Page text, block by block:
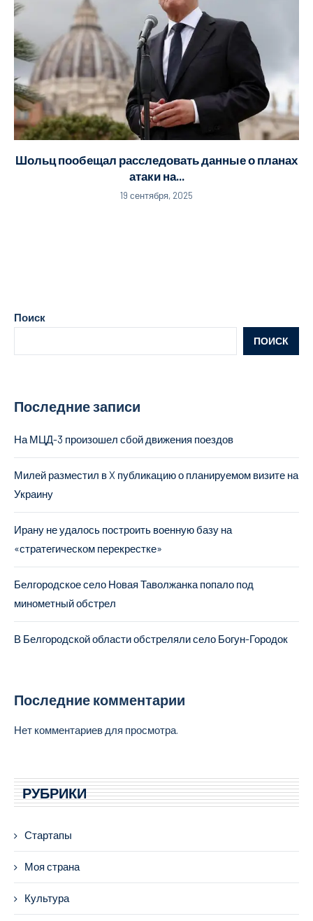
Шольц пообещал расследовать данные о планах
атаки на...
19 сентября, 2025
Поиск
ПОИСК
Последние записи
На МЦД-3 произошел сбой движения поездов
Милей разместил в X публикацию о планируемом визите на
Украину
Ирану не удалось построить военную базу на
«стратегическом перекрестке»
Белгородское село Новая Таволжанка попало под
минометный обстрел
В Белгородской области обстреляли село Богун-Городок
Последние комментарии
Нет комментариев для просмотра.
РУБРИКИ
Стартапы
Моя страна
Культура